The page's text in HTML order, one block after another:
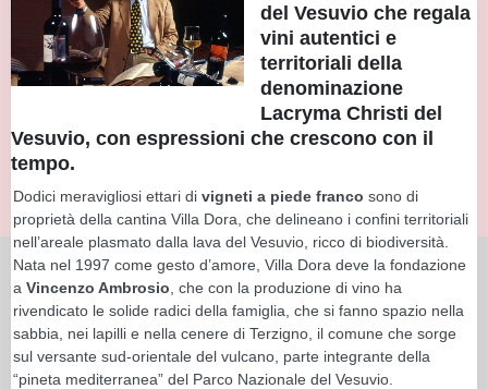
del Vesuvio che regala
vini autentici e
territoriali della
denominazione
Lacryma Christi del
Vesuvio, con espressioni che crescono con il
tempo.
Dodici meravigliosi ettari di vigneti a piede franco sono di
proprietà della cantina Villa Dora, che delineano i confini territoriali
nell’areale plasmato dalla lava del Vesuvio, ricco di biodiversità.
Nata nel 1997 come gesto d’amore, Villa Dora deve la fondazione
a Vincenzo Ambrosio , che con la produzione di vino ha
rivendicato le solide radici della famiglia, che si fanno spazio nella
sabbia, nei lapilli e nella cenere di Terzigno, il comune che sorge
sul versante sud-orientale del vulcano, parte integrante della
“pineta mediterranea” del Parco Nazionale del Vesuvio.